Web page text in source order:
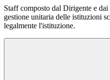
Staff composto dal Dirigente e
gestione unitaria delle istituzioni
legalmente l'istituzione.